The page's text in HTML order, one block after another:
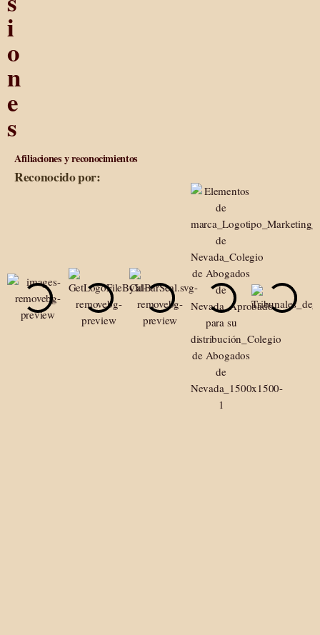
i
o
n
e
s
Afiliaciones y reconocimientos
Reconocido por: